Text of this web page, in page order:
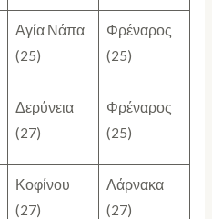
Αγία Νάπα
(25)
Φρέναρος
(25)
Δερύνεια
(27)
Φρέναρος
(25)
Κοφίνου
(27)
Λάρνακα
(27)